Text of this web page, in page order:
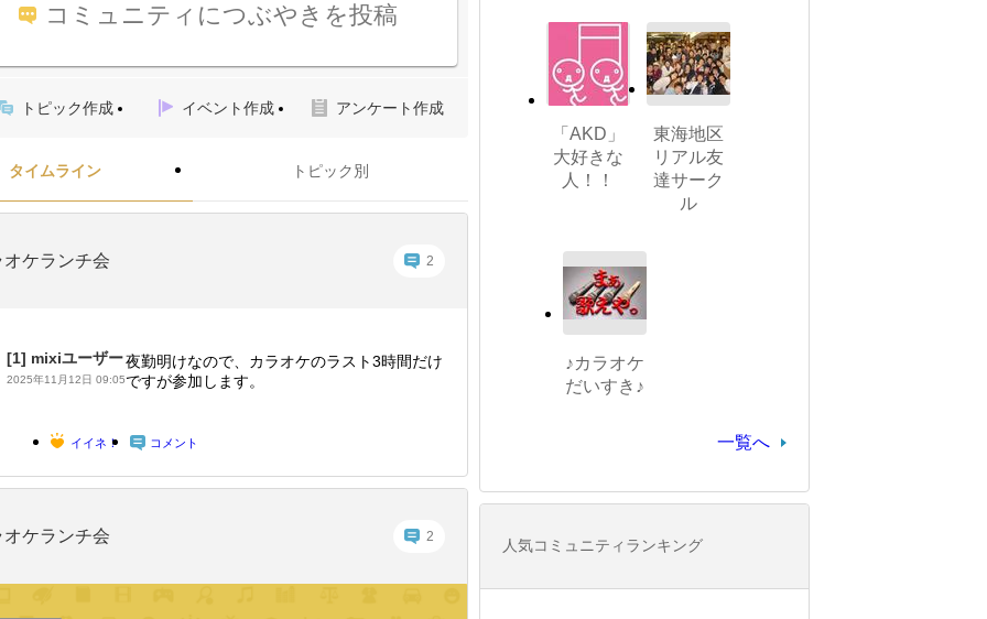
コミュニティにつぶやきを投稿
トピック作成 イベント作成 アンケート作成
タイムライン トピック別
オケランチ会 2
[1] mixiユーザー
2025年11月12日 09:05
夜勤明けなので、カラオケのラスト3時間だけ
ですが参加します。
イイネ！ コメント
オケランチ会 2
「AKD」
大好きな
人！！
東海地区
リアル友
達サーク
ル
♪カラオケ
だいすき♪
一覧へ
人気コミュニティランキング